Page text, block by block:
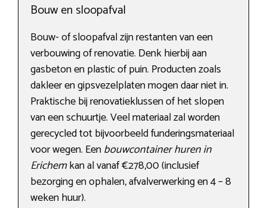
Bouw en sloopafval
Bouw- of sloopafval zijn restanten van een
verbouwing of renovatie. Denk hierbij aan
gasbeton en plastic of puin. Producten zoals
dakleer en gipsvezelplaten mogen daar niet in.
Praktische bij renovatieklussen of het slopen
van een schuurtje. Veel materiaal zal worden
gerecycled tot bijvoorbeeld funderingsmateriaal
voor wegen. Eenbouwcontainer huren in
Erichemkan al vanaf €278,00 (inclusief
bezorging en ophalen, afvalverwerking en 4 – 8
weken huur).